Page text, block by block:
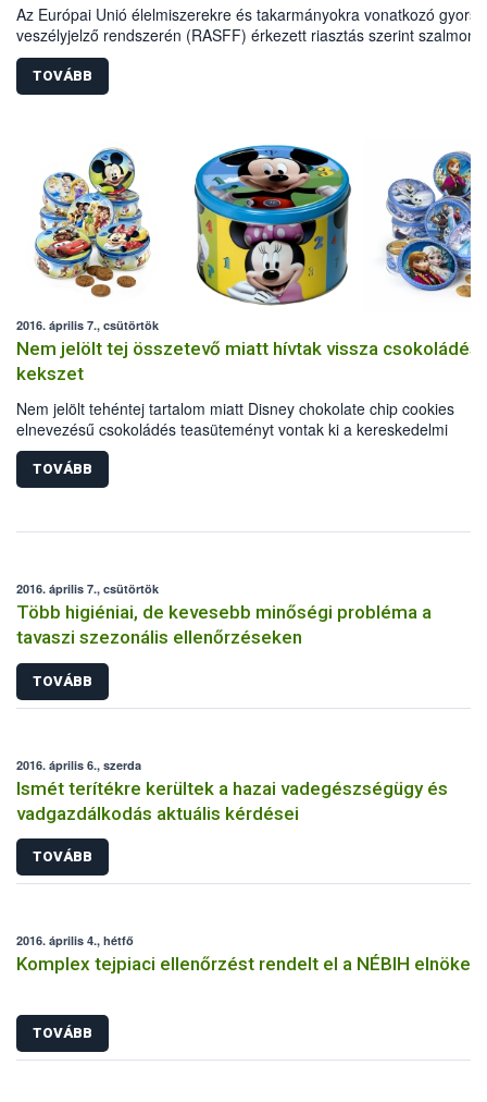
Az Európai Unió élelmiszerekre és takarmányokra vonatkozó gyors
veszélyjelző rendszerén (RASFF) érkezett riasztás szerint
szennyezettség miatt indiai származású őrölt köményt vontak ki a
forgalomból az EU több tagállamában. A szennyezett fűszerből
Magyarországra is szállítottak egy német nagykereskedőn keresztül.
TOVÁBB
2016. április 7., csütörtök
Nem jelölt tej összetevő miatt hívtak vissza csokoládés
kekszet
Nem jelölt tehéntej tartalom miatt Disney chokolate chip cookies
elnevezésű csokoládés teasüteményt vontak ki a kereskedelmi
forgalomból 42 országban, köztük Magyarországon is. A riasztás
6-án érkezett az Európai Unió élelmiszerekre és takarmányokra
vonatkozó gyors veszélyjelző rendszerén (RASFF).
TOVÁBB
2016. április 7., csütörtök
Több higiéniai, de kevesebb minőségi probléma a
tavaszi szezonális ellenőrzéseken
TOVÁBB
2016. április 6., szerda
Ismét terítékre kerültek a hazai vadegészségügy és
vadgazdálkodás aktuális kérdései
TOVÁBB
2016. április 4., hétfő
Komplex tejpiaci ellenőrzést rendelt el a NÉBIH elnöke
TOVÁBB